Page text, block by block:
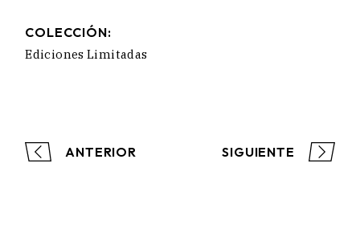
COLECCIÓN:
Ediciones Limitadas
ANTERIOR SIGUIENTE